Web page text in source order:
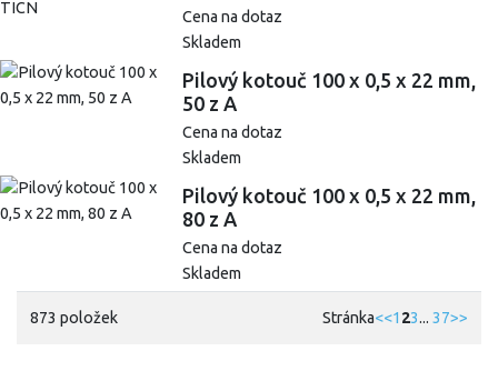
Cena na dotaz
Skladem
Pilový kotouč 100 x 0,5 x 22 mm,
50 z A
Cena na dotaz
Skladem
Pilový kotouč 100 x 0,5 x 22 mm,
80 z A
Cena na dotaz
Skladem
873 položek Stránka<<1 23... 37>>